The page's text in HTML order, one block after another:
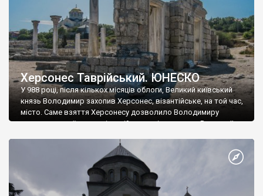
Херсонес Таврійський. ЮНЕСКО
У 988 році, після кількох місяців облоги, Великий київський
князь Володимир захопив Херсонес, візантійське, на той час,
місто. Саме взяття Херсонесу дозволило Володимиру
диктувати свої умови візантійському імператору Василю ІІ, та
Херсонесі Володимир-язичник, став Василем-християнином.
А потім було Хрещення Русі. На честь Херсонесу Таврійського